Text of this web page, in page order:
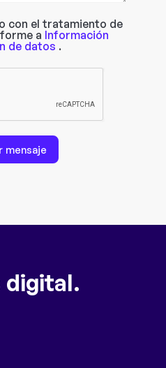
con el tratamiento de
a Información
de datos .
mensaje
digital.